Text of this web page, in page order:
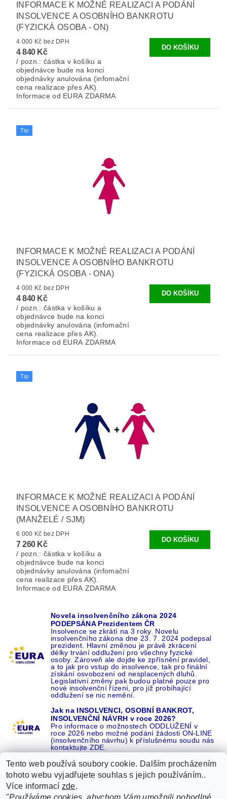
INFORMACE K MOŽNÉ REALIZACI A PODÁNÍ
INSOLVENCE A OSOBNÍHO BANKROTU
(FYZICKÁ OSOBA - ON)
4 000 Kč bez DPH
4 840 Kč
/ pozn.: částka v košíku a
objednávce bude na konci
objednávky anulována (infomační
cena realizace přes AK).
Informace od EURA ZDARMA
Tip
INFORMACE K MOŽNÉ REALIZACI A PODÁNÍ
INSOLVENCE A OSOBNÍHO BANKROTU
(FYZICKÁ OSOBA - ONA)
4 000 Kč bez DPH
4 840 Kč
/ pozn.: částka v košíku a
objednávce bude na konci
objednávky anulována (infomační
cena realizace přes AK).
Informace od EURA ZDARMA
Tip
INFORMACE K MOŽNÉ REALIZACI A PODÁNÍ
INSOLVENCE A OSOBNÍHO BANKROTU
(MANŽELÉ / SJM)
6 000 Kč bez DPH
7 260 Kč
/ pozn.: částka v košíku a
objednávce bude na konci
objednávky anulována (infomační
cena realizace přes AK).
Informace od EURA ZDARMA
Novela insolvenčního zákona 2024
PODEPSÁNA Prezidentem ČR
Insolvence se zkrátí na 3 roky. Novelu
insolvenčního zákona dne 23. 7. 2024 podepsal
prezident. Hlavní změnou je právě zkrácení
délky trvání oddlužení pro všechny fyzické
osoby. Zároveň ale dojde ke zpřísnění pravidel,
a to jak pro vstup do insolvence, tak pro finální
získání osvobození od nesplacených dluhů.
Legislativní změny pak budou platné pouze pro
nové insolvenční řízení, pro již probíhající
oddlužení se nic nemění.
Jak na INSOLVENCI, OSOBNÍ BANKROT,
INSOLVENČNÍ NÁVRH v roce 2026?
Pro informace o možnostech ODDLUŽENÍ v
roce 2026 nebo možné podání žádosti ON-LINE
(insolvenčního návrhu) k příslušnému soudu nás
kontaktujte ZDE.
Recenze o NÁS na GOOGLE 16 let REFERENCÍ v celé ČR |
Tento web používá soubory cookie. Dalším procházením
tohoto webu vyjadřujete souhlas s jejich používáním..
Více informací zde.
"Používáme cookies, abychom Vám umožnili pohodlné